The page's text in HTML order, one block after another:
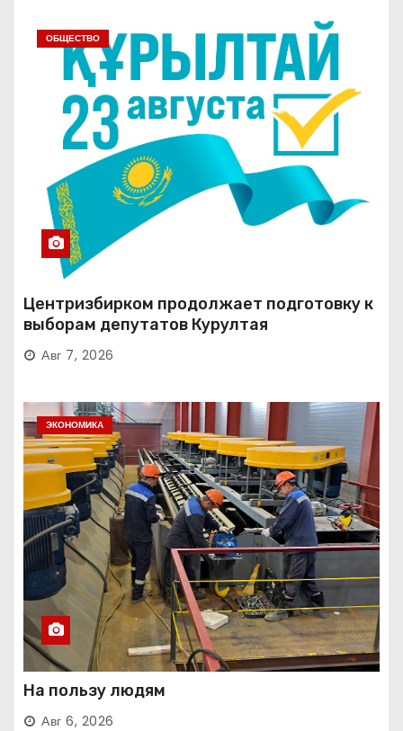
ОБЩЕСТВО
Центризбирком продолжает подготовку к
выборам депутатов Курултая
Авг 7, 2026
ЭКОНОМИКА
На пользу людям
Авг 6, 2026